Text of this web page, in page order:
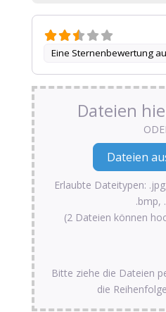
Eine Sternenbewertung
Dateien
Erlaubte Dateitypen:
.bmp,
(2 Dateien können
Bitte ziehe die Dateien
die